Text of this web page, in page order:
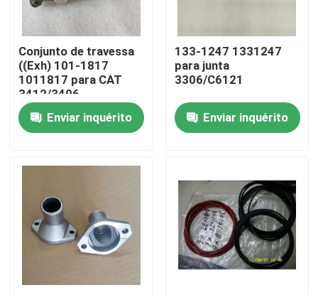
Sobre nós
Visita à fábrica
Controle de Qualidade
Notícias
baixar
Blogue
Conjunto de travessa
((Exh) 101-1817
1011817 para CAT
3412/3406
Enviar inquérito
133-1247 1331247
para junta
3306/C6121
Enviar inquérito